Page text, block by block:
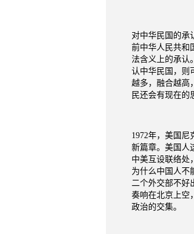
对中华民国的承
前中华人民共和
法含义上的承认
认中华民国，则
越多，融合越高
民还会有现在的
1972年，美国尼
新篇章。美国人
中美互设联络处
为什么中国人不
二个外交部不好
奏响在北京上空
政治的交集。